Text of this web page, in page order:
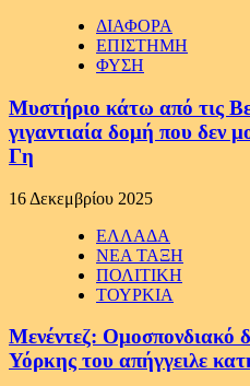
ΔΙΑΦΟΡΑ
ΕΠΙΣΤΗΜΗ
ΦΥΣΗ
Μυστήριο κάτω από τις
γιγαντιαία δομή που δεν
Γη
16 Δεκεμβρίου 2025
ΕΛΛΑΔΑ
ΝΕΑ ΤΑΞΗ
ΠΟΛΙΤΙΚΗ
ΤΟΥΡΚΙΑ
Μενέντεζ: Ομοσπονδιακό
Υόρκης του απήγγειλε